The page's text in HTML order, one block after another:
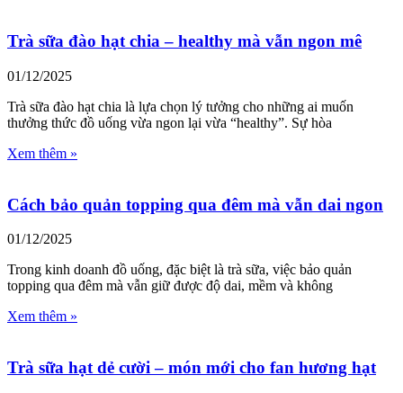
Trà sữa đào hạt chia – healthy mà vẫn ngon mê
01/12/2025
Trà sữa đào hạt chia là lựa chọn lý tưởng cho những ai muốn
thưởng thức đồ uống vừa ngon lại vừa “healthy”. Sự hòa
Xem thêm »
Cách bảo quản topping qua đêm mà vẫn dai ngon
01/12/2025
Trong kinh doanh đồ uống, đặc biệt là trà sữa, việc bảo quản
topping qua đêm mà vẫn giữ được độ dai, mềm và không
Xem thêm »
Trà sữa hạt dẻ cười – món mới cho fan hương hạt